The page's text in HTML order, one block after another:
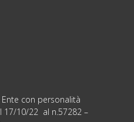
con personalità
17/10/22 al n.57282 –